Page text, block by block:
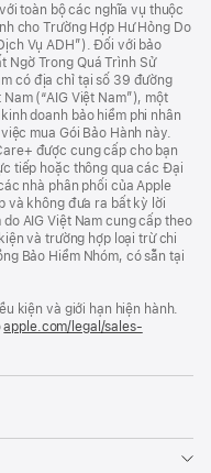
toàn bộ các nghĩa vụ thuộc
cho Trường Hợp Hư Hỏng Do
Vụ ADH”). Đối với bảo
Ngờ Trong Quá Trình Sử
có địa chỉ tại số 39 đường
(“AIG Việt Nam”), một
doanh bảo hiểm phi nhân
mua Gói Bảo Hành này.
được cung cấp cho bạn
tiếp hoặc thông qua các Đại
nhà phân phối của Apple
và không đưa ra bất kỳ lời
AIG Việt Nam cung cấp theo
và trường hợp loại trừ chi
Bảo Hiểm Nhóm, có sẵn tại
kiện và giới hạn hiện hành.
apple.com/legal/sales-